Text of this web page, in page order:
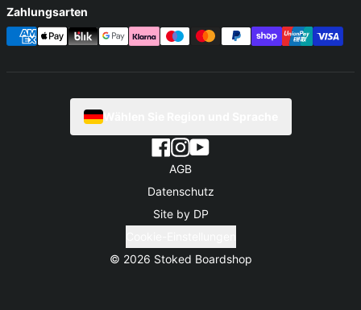
Zahlungsarten
Wählen Sie Region und Sprache
AGB
Datenschutz
Site by DP
© 2026 Stoked Boardshop